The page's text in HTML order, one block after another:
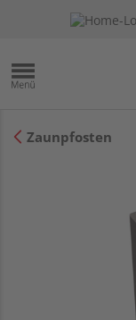
Zaunpfosten